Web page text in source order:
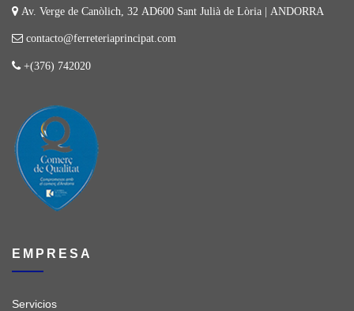
Av. Verge de Canòlich, 32 AD600 Sant Julià de Lòria | ANDORRA
contacto@ferreteriaprincipat.com
+(376) 742020
EMPRESA
Servicios